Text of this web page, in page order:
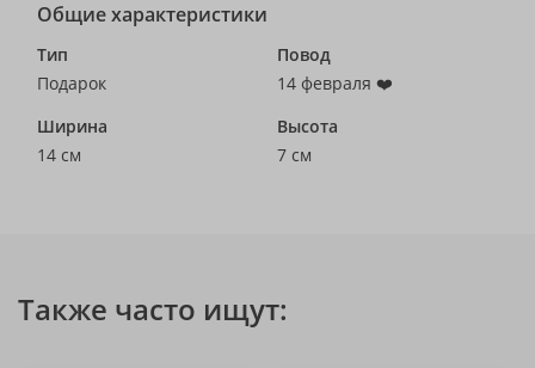
Общие характеристики
Тип
Подарок
Повод
14 февраля ❤️
Ширина
14 см
Высота
7 см
Также часто ищут: